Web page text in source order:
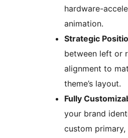
hardware-
animation.
Strategic
between left or
alignment to
theme’s layout.
Fully
your brand
custom primary,